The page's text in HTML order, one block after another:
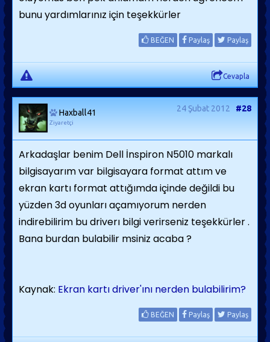
bunu yardımlarınız için teşekkürler
BEĞEN Paylaş Paylaş
Cevapla
Haxball41
Ziyaretçi
24 Şubat 2012 #28
Arkadaşlar benim Dell İnspiron N5010 markalı
bilgisayarım var bilgisayara format attım ve
ekran kartı format attığımda içinde değildi bu
yüzden 3d oyunları açamıyorum nerden
indirebilirim bu driverı bilgi verirseniz teşekkürler .
Bana burdan bulabilir msiniz acaba ?
Kaynak: Ekran kartı driver'ını nerden bulabilirim?
BEĞEN Paylaş Paylaş